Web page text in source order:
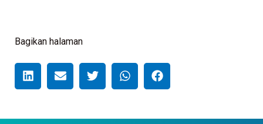
Bagikan halaman